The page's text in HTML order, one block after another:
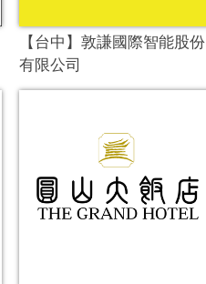
【台中】敦謙國際智能股份
有限公司